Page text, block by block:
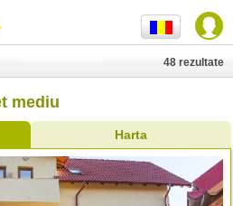
mediu
Harta
48 rezultate